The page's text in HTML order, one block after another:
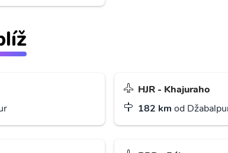
HJR - Khajuraho
182 km od